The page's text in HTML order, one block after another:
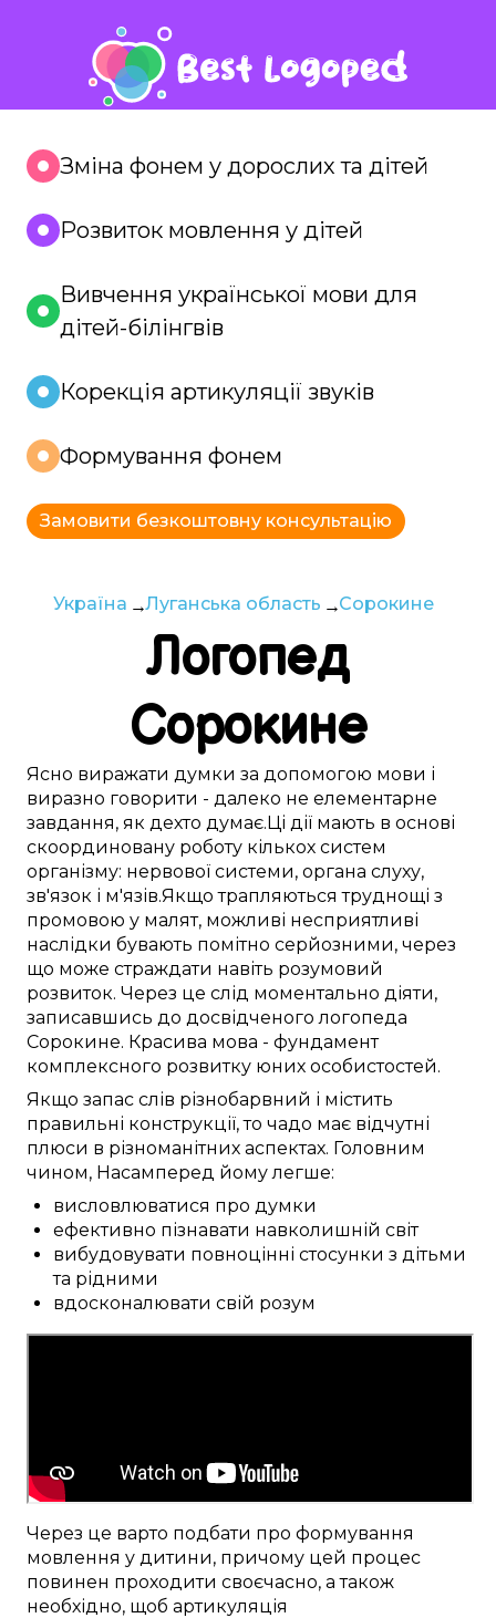
Зміна фонем у дорослих та дітей
Розвиток мовлення у дітей
Вивчення української мови для
дітей-білінгвів
Корекція артикуляції звуків
Формування фонем
Замовити безкоштовну консультацію
Україна Луганська область Сорокине
Логопед
Сорокине
Ясно виражати думки за допомогою мови і
виразно говорити - далеко не елементарне
завдання, як дехто думає.Ці дії мають в основі
скоординовану роботу кількох систем
організму: нервової системи, органа слуху,
зв'язок і м'язів.Якщо трапляються труднощі з
промовою у малят, можливі несприятливі
наслідки бувають помітно серйозними, через
що може страждати навіть розумовий
розвиток. Через це слід моментально діяти,
записавшись до досвідченого логопеда
Сорокине. Красива мова - фундамент
комплексного розвитку юних особистостей.
Якщо запас слів різнобарвний і містить
правильні конструкції, то чадо має відчутні
плюси в різноманітних аспектах. Головним
чином, Насамперед йомулегше:
висловлюватися про думки
ефективно пізнавати навколишній світ
вибудовувати повноцінні стосунки з дітьми
та рідними
вдосконалювати свій розум
Через це варто подбати про формування
мовлення у дитини, причому цей процес
повинен проходити своєчасно, а також
необхідно, щоб артикуляція